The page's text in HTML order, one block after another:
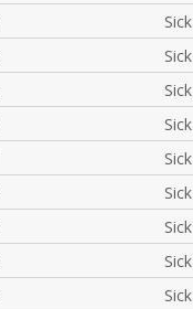
Sick
Sick
Sick
Sick
Sick
Sick
Sick
Sick
Sick